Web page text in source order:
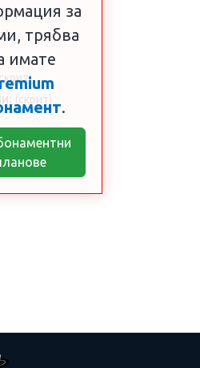
(скрит)
за
трябва
имате
.